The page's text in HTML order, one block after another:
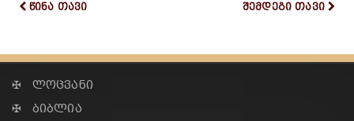
წინა თავი შემდეგი თავი
✠ ლოცვანი
✠ ბიბლია